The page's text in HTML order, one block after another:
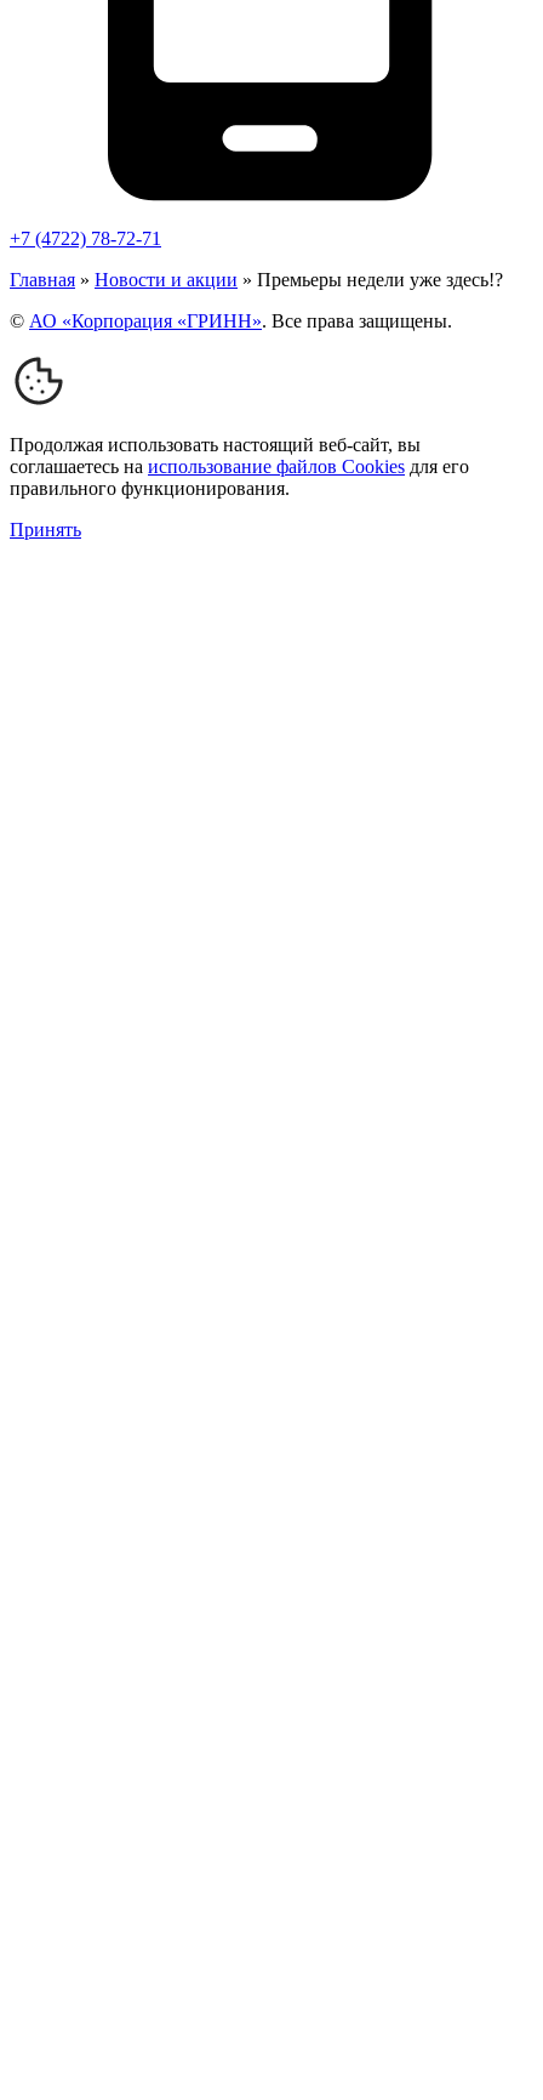
+7 (4722) 78-72-71
Главная » Новости и акции » Премьеры недели уже здесь!?
© АО «Корпорация «ГРИНН». Все права защищены.
Продолжая использовать настоящий веб-сайт, вы
соглашаетесь на использование файлов Cookies для его
правильного функционирования.
Принять